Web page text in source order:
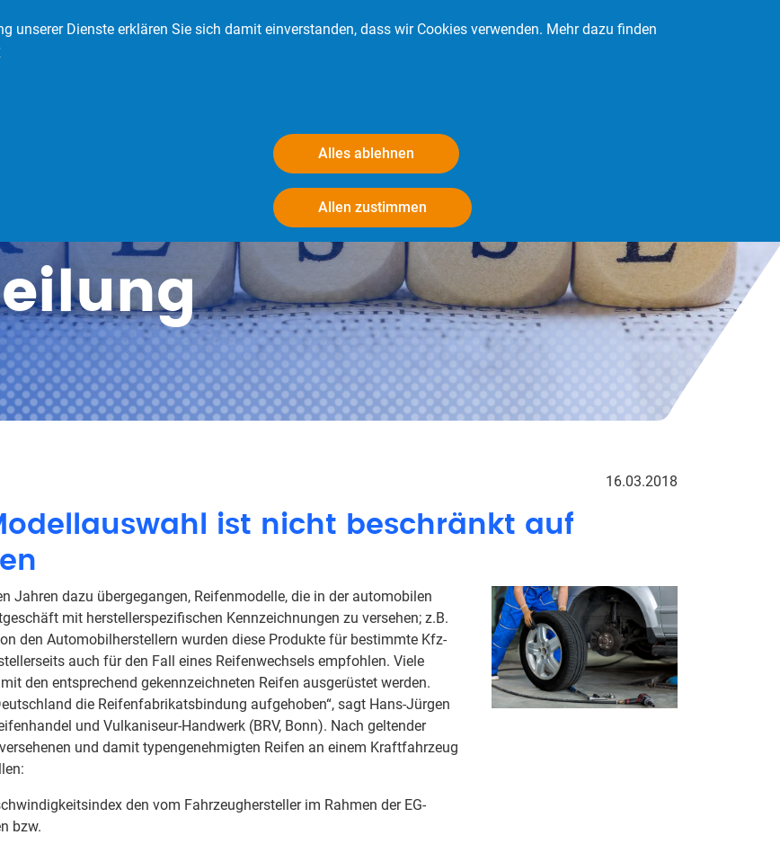
unserer Dienste erklären Sie sich damit einverstanden, dass wir Cookies verwenden. Mehr dazu finden
Alles ablehnen
Allen zustimmen
Kontakt Login
16.03.2018
ist nicht beschränkt auf
Jahren dazu übergegangen, Reifenmodelle, die in der automobilen
mit herstellerspezifischen Kennzeichnungen zu versehen; z.B.
den Automobilherstellern wurden diese Produkte für bestimmte Kfz-
auch für den Fall eines Reifenwechsels empfohlen. Viele
den entsprechend gekennzeichneten Reifen ausgerüstet werden.
die Reifenfabrikatsbindung aufgehoben“, sagt Hans-Jürgen
und Vulkaniseur-Handwerk (BRV, Bonn). Nach geltender
und damit typengenehmigten Reifen an einem Kraftfahrzeug
den vom Fahrzeughersteller im Rahmen der EG-
bzw.